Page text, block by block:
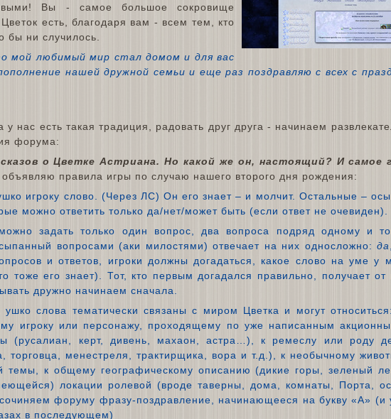
Вы - самое большое сокровище
есть, благодаря вам - всем тем, кто
бы ни случилось.
мой любимый мир стал домом и для вас
нашей дружной семьи и еще раз поздравляю с всех с
нас есть такая традиция, радовать друг друга - начинаем
форума:
о Цветке Астриана. Но какой же он, настоящий? И самое
объявляю правила игры по случаю нашего второго дня рождения:
игроку слово. (Через ЛС) Он его знает – и молчит. Остальные –
можно ответить только да/нет/может быть (если ответ не очевиден).
задать только один вопрос, два вопроса подряд одному и
вопросами (аки милостями) отвечает на них односложно: да
и ответов, игроки должны догадаться, какое слово на уме у
тоже его знает). Тот, кто первым догадался правильно, получает
дружно начинаем сначала.
слова тематически связаны с миром Цветка и могут
игроку или персонажу, проходящему по уже написанным
(русалиан, керт, дивень, махаон, астра…), к ремеслу или роду
торговца, менестреля, трактирщика, вора и т.д.), к необычному
темы, к общему географическому описанию (дикие горы, зеленый
локации ролевой (вроде таверны, дома, комнаты, Порта,
форуму фразу-поздравление, начинающееся на букву «А» (и
в последующем)